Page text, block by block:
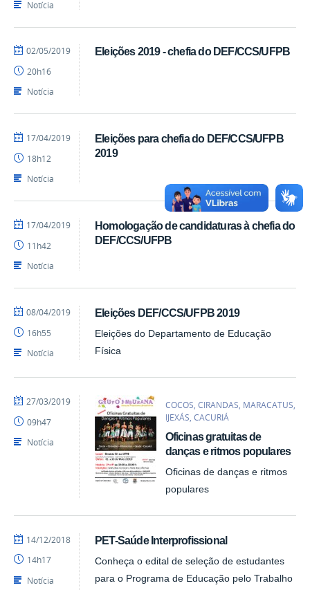
Notícia
Eleições 2019 - chefia do DEF/CCS/UFPB
por
publicado
02/05/2019
20h16
Notícia
Eleições para chefia do DEF/CCS/UFPB
2019
por
publicado
17/04/2019
18h12
Notícia
Homologação de candidaturas à chefia do
DEF/CCS/UFPB
por
publicado
17/04/2019
11h42
Notícia
Eleições DEF/CCS/UFPB 2019
Eleições do Departamento de Educação
Física
por
publicado
08/04/2019
16h55
Notícia
COCOS, CIRANDAS, MARACATUS,
IJEXÁS, CACURIÁ
Oficinas gratuitas de
danças e ritmos populares
Oficinas de danças e ritmos
populares
por
publicado
27/03/2019
09h47
Notícia
PET-Saúde Interprofissional
Conheça o edital de seleção de estudantes
para o Programa de Educação pelo Trabalho
por
publicado
14/12/2018
14h17
Notícia